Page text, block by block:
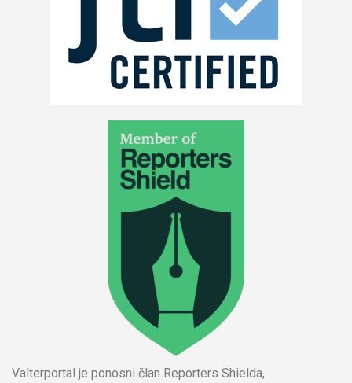
Valterportal je ponosni član Reporters Shielda,